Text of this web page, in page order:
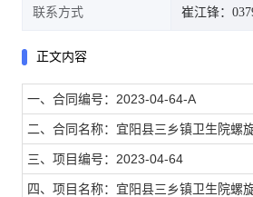
联系方式 崔江锋：
正文内容
一、合同编号：2023-04-64-A
二、合同名称：宜阳县三乡镇卫生院螺
三、项目编号：2023-04-64
四、项目名称：宜阳县三乡镇卫生院螺